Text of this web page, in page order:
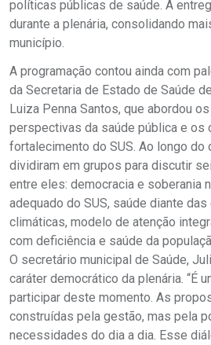
políticas públicas de saúde. A
durante a plenária, consolidando
município.
A programação contou ainda com
da Secretaria de Estado de Saúde
Luiza Penna Santos, que abordou
perspectivas da saúde pública e os
fortalecimento do SUS. Ao longo do
dividiram em grupos para discutir
entre eles: democracia e soberania
adequado do SUS, saúde diante
climáticas, modelo de atenção
com deficiência e saúde da
O secretário municipal de Saúde,
caráter democrático da plenária. “É
participar deste momento. As
construídas pela gestão, mas pela
necessidades do dia a dia. Esse